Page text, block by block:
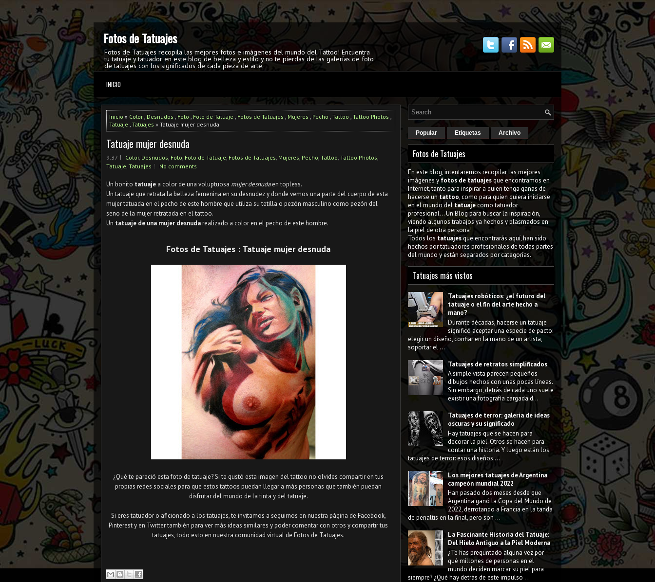
Fotos de Tatuajes
Fotos de Tatuajes recopila las mejores fotos e imágenes del mundo del Tattoo! Encuentra
tu tatuaje y tatuador en este blog de belleza y estilo y no te pierdas de las galerías de foto
de tatuajes con los significados de cada pieza de arte.
INICIO
Inicio » Color , Desnudos , Foto , Foto de Tatuaje , Fotos de Tatuajes , Mujeres , Pecho , Tattoo , Tattoo Photos ,
Tatuaje , Tatuajes » Tatuaje mujer desnuda
Tatuaje mujer desnuda
9:37 Color, Desnudos, Foto, Foto de Tatuaje, Fotos de Tatuajes, Mujeres, Pecho, Tattoo, Tattoo Photos,
Tatuaje, Tatuajes No comments
Un bonito tatuaje a color de una voluptuosa mujer desnudaen topless.
Un tatuaje que retrata la belleza femenina en su desnudez y donde vemos una parte del cuerpo de esta
mujer tatuada en el pecho de este hombre que utiliza su tetilla o pezón masculino como pezón del
seno de la mujer retratada en el tattoo.
Un tatuaje de una mujer desnudarealizado a color en el pecho de este hombre.
Fotos de Tatuajes : Tatuaje mujer desnuda
¿Qué te pareció esta foto de tatuaje? Si te gustó esta imagen del tattoo no olvides compartir en tus
propias redes sociales para que estos tattoos puedan llegar a más personas que también puedan
disfrutar del mundo de la tinta y del tatuaje.
Si eres tatuador o aficionado a los tatuajes, te invitamos a seguirnos en nuestra página de Facebook,
Pinterest y en Twitter también para ver más ideas similares y poder comentar con otros y compartir tus
tatuajes, todo esto en nuestra comunidad virtual de Fotos de Tatuajes.
Popular Etiquetas Archivo
Fotos de Tatuajes
En este blog, intentaremos recopilar las mejores
imágenes y fotos de tatuajesque encontramos en
Internet, tanto para inspirar a quien tenga ganas de
hacerse un tattoo, como para quien quiera iniciarse
en el mundo del tatuajecomo tatuador
profesional... Un Blog para buscar la inspiración,
viendo algunos trabajos ya hechos y plasmados en
la piel de otra persona!
Todos los tatuajesque encontrarás aquí, han sido
hechos por tatuadores profesionales de todas partes
del mundo y están separados por categorías.
Tatuajes más vistos
Tatuajes robóticos: ¿el futuro del
tatuaje o el fin del arte hecho a
mano?
Durante décadas, hacerse un tatuaje
significó aceptar una especie de pacto:
elegir un diseño, confiar en la mano de un artista,
soportar el ...
Tatuajes de retratos simplificados
A simple vista parecen pequeños
dibujos hechos con unas pocas líneas.
Sin embargo, detrás de cada uno suele
existir una fotografía cargada d...
Tatuajes de terror: galería de ideas
oscuras y su significado
Hay tatuajes que se hacen para
decorar la piel. Otros se hacen para
contar una historia. Y luego están los
tatuajes de terror: esos diseños ...
Los mejores tatuajes de Argentina
campeón mundial 2022
Han pasado dos meses desde que
Argentina ganó la Copa del Mundo de
2022, derrotando a Francia en la tanda
de penaltis en la final, pero son ...
La Fascinante Historia del Tatuaje:
Del Hielo Antiguo a la Piel Moderna
¿Te has preguntado alguna vez por
qué millones de personas en el
mundo deciden marcar su piel para
siempre? ¿Qué hay detrás de este impulso ...